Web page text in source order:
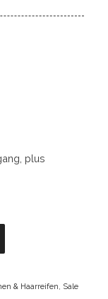
plus
& Haarreifen
Sale